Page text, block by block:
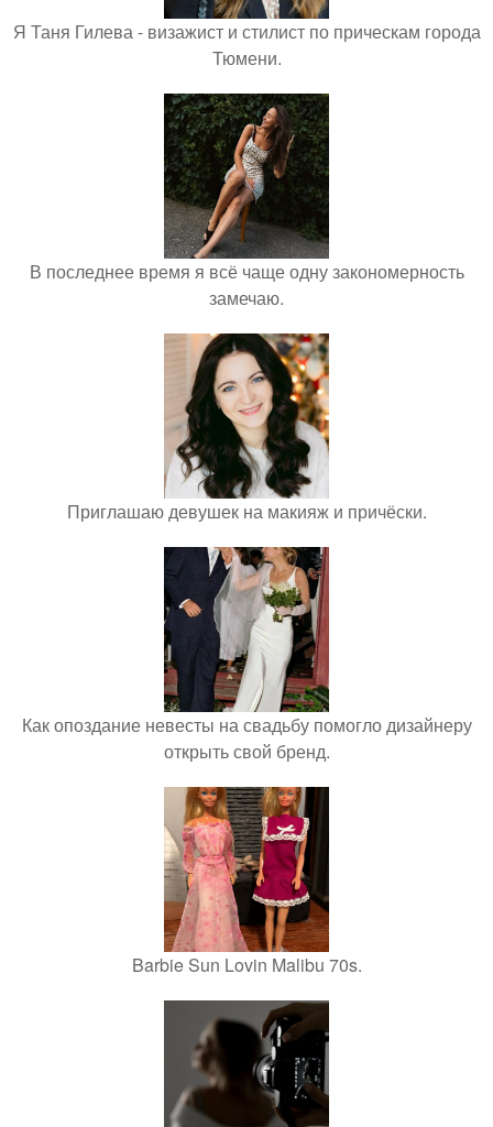
Я Таня Гилева - визажист и стилист по прическам города
Тюмени.
В последнее время я всё чаще одну закономерность
замечаю.
Приглашаю девушек на макияж и причёски.
Как опоздание невесты на свадьбу помогло дизайнеру
открыть свой бренд.
Barbie Sun Lovin Malibu 70s.